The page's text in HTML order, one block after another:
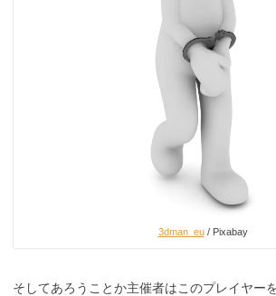
3dman_eu/ Pixabay
そしてあろうことか主催者はこのプレイヤー